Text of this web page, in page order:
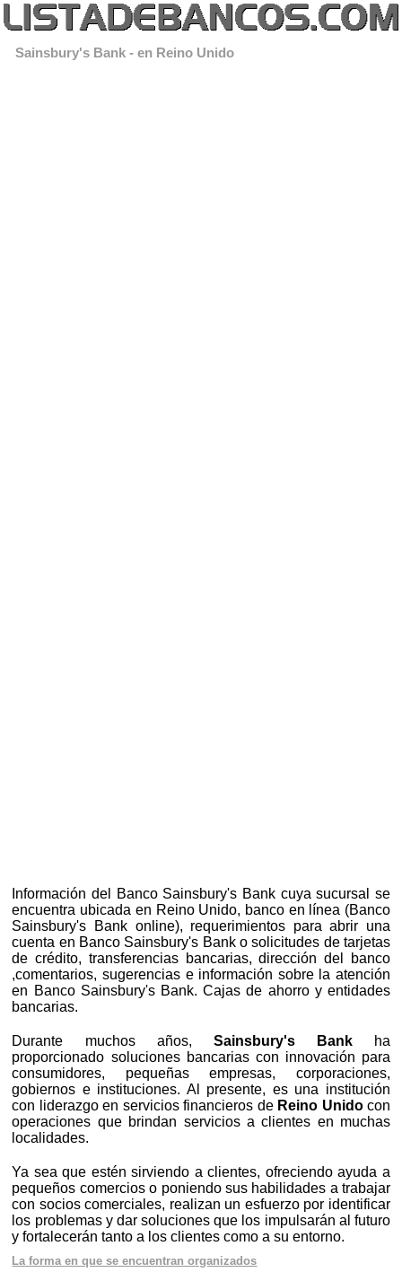
Sainsbury's Bank - en Reino Unido
Información del Banco Sainsbury's Bank cuya sucursal se
encuentra ubicada en Reino Unido, banco en línea (Banco
Sainsbury's Bank online), requerimientos para abrir una
cuenta en Banco Sainsbury's Bank o solicitudes de tarjetas
de crédito, transferencias bancarias, dirección del banco
,comentarios, sugerencias e información sobre la atención
en Banco Sainsbury's Bank. Cajas de ahorro y entidades
bancarias.
Durante muchos años, Sainsbury's Bankha
proporcionado soluciones bancarias con innovación para
consumidores, pequeñas empresas, corporaciones,
gobiernos e instituciones. Al presente, es una institución
con liderazgo en servicios financieros de Reino Unidocon
operaciones que brindan servicios a clientes en muchas
localidades.
Ya sea que estén sirviendo a clientes, ofreciendo ayuda a
pequeños comercios o poniendo sus habilidades a trabajar
con socios comerciales, realizan un esfuerzo por identificar
los problemas y dar soluciones que los impulsarán al futuro
y fortalecerán tanto a los clientes como a su entorno.
La forma en que se encuentran organizados